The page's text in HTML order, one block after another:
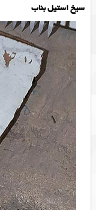
سیخ استیل بناب